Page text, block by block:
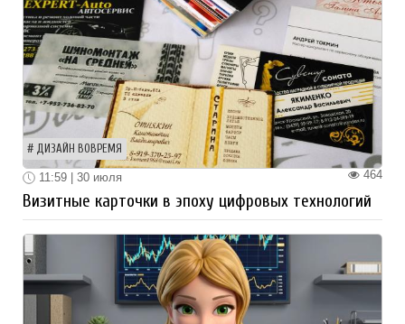
ДИЗАЙН ВОВРЕМЯ
464
11:59 | 30 июля
Визитные карточки в эпоху цифровых технологий